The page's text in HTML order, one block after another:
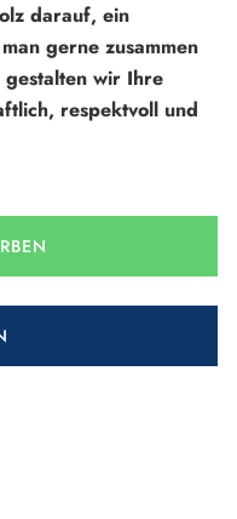
darauf, ein
gerne zusammen
gestalten wir Ihre
respektvoll und